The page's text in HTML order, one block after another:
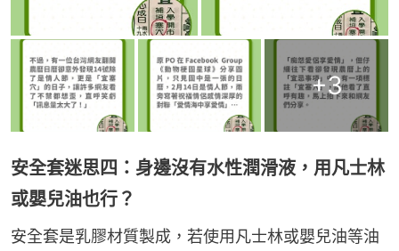
+3
安全套迷思四：身邊沒有水性潤滑液，用凡士林
或嬰兒油也行？
安全套是乳膠材質製成，若使用凡士林或嬰兒油等油